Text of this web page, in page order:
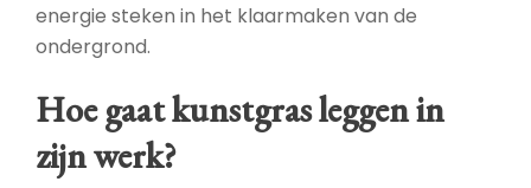
energie steken in het klaarmaken van de
ondergrond.
Hoe gaat kunstgras leggen in
zijn werk?